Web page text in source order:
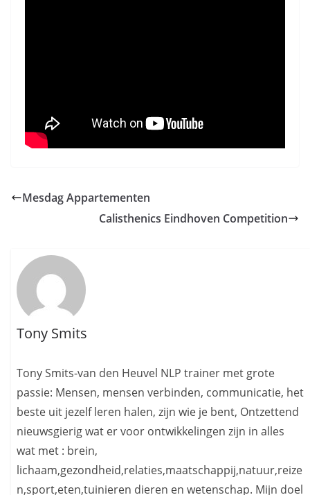
Mesdag Appartementen
Calisthenics Eindhoven Competition
Tony Smits
Tony Smits-van den Heuvel NLP trainer met grote
passie: Mensen, mensen verbinden, communicatie, het
beste uit jezelf leren halen, zijn wie je bent, Ontzettend
nieuwsgierig wat er voor ontwikkelingen zijn in alles
wat met : brein,
lichaam,gezondheid,relaties,maatschappij,natuur,reize
n,sport,eten,tuinieren dieren en wetenschap. Mijn doel